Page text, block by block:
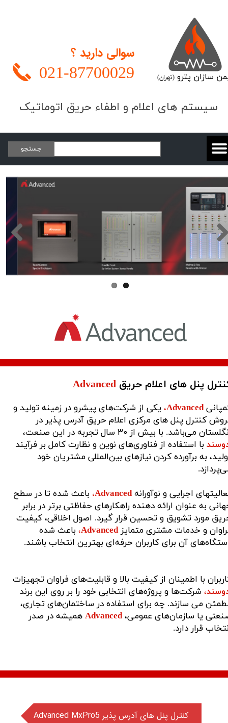
​​​سیستم های اعلام و اطفاء حریق اتوماتیک
سازان پترو(تهران)
سوالی دارید ؟
021-87700029
جستجو
Advanced،یکی از شرکت‌های پیشرو در زمینه تولید و
کنترل پنل های مرکزی اعلام حریق آدرس پذیر در
می‌باشد. با بیش از ۳۰ سال تجربه در این صنعت،
با استفاده از فناوری‌های نوین و نظارت کامل بر فرآیند
به برآورده کردن نیازهای بین‌المللی مشتریان خود
اجرایی و نوآورانهAdvanced، باعث شده تا در سطح
به عنوان ارائه دهنده راهکارهای حفاظتی برتر در برابر
مورد تشویق و تحسین قرار گیرد. اصول اخلاقی، کیفیت
و خدمات مشتری متمایزAdvanced،باعث شده
آن برای کاربران حرفه‌ای بهترین انتخاب باشند.
با اطمینان از کیفیت بالا و قابلیت‌های فراوان تجهیزات
،شرکت‌ها و پروژه‌های انتخابی خود را بر روی این برند
می سازند. چه برای استفاده در ساختمان‌های تجاری،
یا سازمان‌های عمومی،Advancedهمیشه در صدر
قرار دارد.
پنل های اعلام حریق Advanced
Advanced MxPro5 کنترل پنل های آدرس پذیر